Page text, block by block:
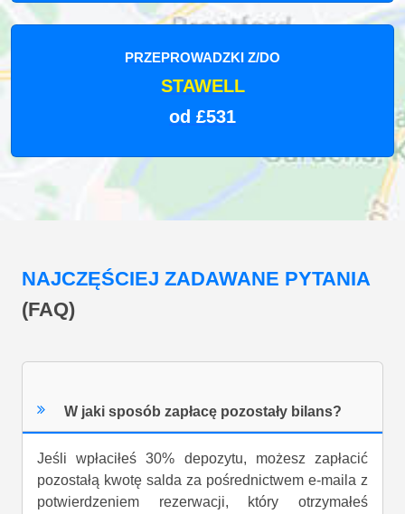
PRZEPROWADZKI Z/DO
STAWELL
od £531
NAJCZĘŚCIEJ ZADAWANE PYTANIA
(FAQ)
W jaki sposób zapłacę pozostały bilans?
Jeśli wpłaciłeś 30% depozytu, możesz zapłacić
pozostałą kwotę salda za pośrednictwem e-maila z
potwierdzeniem rezerwacji, który otrzymałeś